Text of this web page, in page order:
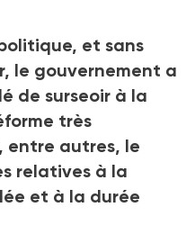
et sans
le gouvernement a
de surseoir à la
très
entre autres, le
relatives à la
et à la durée